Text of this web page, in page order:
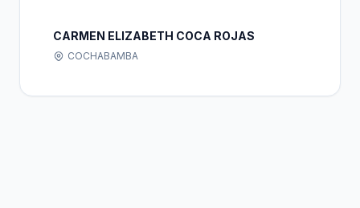
CARMEN ELIZABETH COCA ROJAS
COCHABAMBA